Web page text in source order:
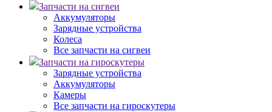
Запчасти на сигвеи
Аккумуляторы
Зарядные устройства
Колеса
Все запчасти на сигвеи
Запчасти на гироскутеры
Зарядные устройства
Аккумуляторы
Камеры
Все запчасти на гироскутеры